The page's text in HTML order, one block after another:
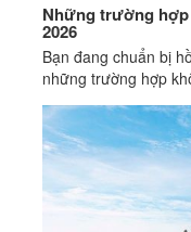
Những trường
2026
Bạn đang chuẩn bị
những trường hợp